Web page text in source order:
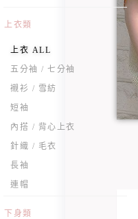
上衣類
上衣 ALL
五分袖 / 七分袖
襯衫 / 雪紡
短袖
內搭 / 背心上衣
針織 / 毛衣
長袖
連帽
下身類